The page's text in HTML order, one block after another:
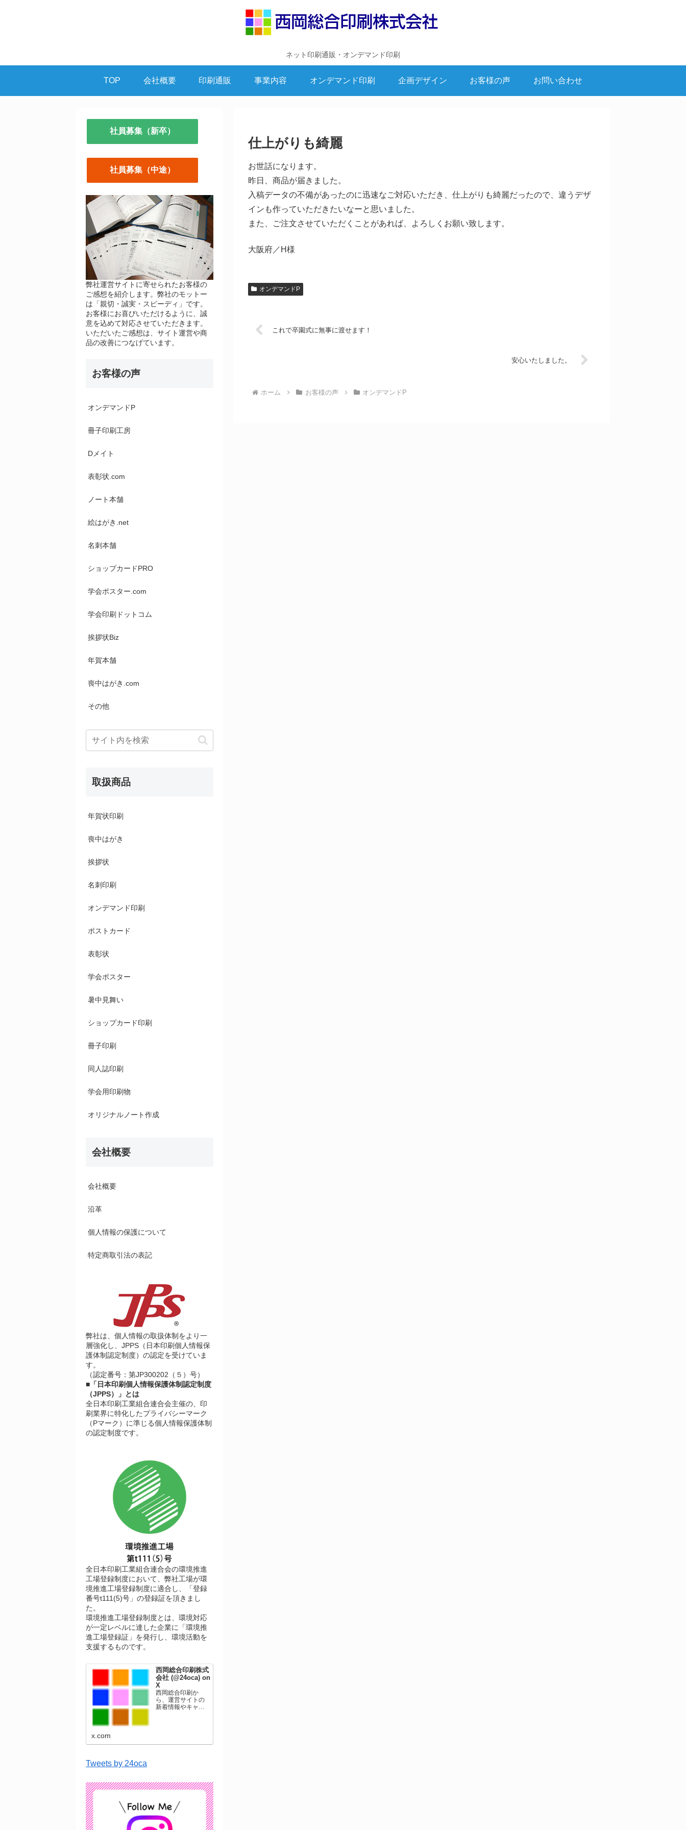
ネット印刷通販・オンデマンド印刷
TOP 会社概要 印刷通販 事業内容 オンデマンド印刷 企画デザイン お客様の声 お問い合わせ
仕上がりも綺麗
お世話になります。
昨日、商品が届きました。
入稿データの不備があったのに迅速なご対応いただき、仕上がりも綺麗だったので、違うデザ
インも作っていただきたいなーと思いました。
また、ご注文させていただくことがあれば、よろしくお願い致します。
大阪府／H様
オンデマンドP
これで卒園式に無事に渡せます！
安心いたしました。
ホーム お客様の声 オンデマンドP
社員募集（新卒）
社員募集（中途）
弊社運営サイトに寄せられたお客様の
ご感想を紹介します。弊社のモットー
は「親切・誠実・スピーディ」です。
お客様にお喜びいただけるように、誠
意を込めて対応させていただきます。
いただいたご感想は、サイト運営や商
品の改善につなげています。
お客様の声
オンデマンドP
冊子印刷工房
Dメイト
表彰状.com
ノート本舗
絵はがき.net
名刺本舗
ショップカードPRO
学会ポスター.com
学会印刷ドットコム
挨拶状Biz
年賀本舗
喪中はがき.com
その他
取扱商品
年賀状印刷
喪中はがき
挨拶状
名刺印刷
オンデマンド印刷
ポストカード
表彰状
学会ポスター
暑中見舞い
ショップカード印刷
冊子印刷
同人誌印刷
学会用印刷物
オリジナルノート作成
会社概要
会社概要
沿革
個人情報の保護について
特定商取引法の表記
弊社は、個人情報の取扱体制をより一
層強化し、JPPS（日本印刷個人情報保
護体制認定制度）の認定を受けていま
す。
（認定番号：第JP300202（５）号）
■「日本印刷個人情報保護体制認定制度
（JPPS）」とは
全日本印刷工業組合連合会主催の、印
刷業界に特化したプライバシーマーク
（Pマーク）に準じる個人情報保護体制
の認定制度です。
全日本印刷工業組合連合会の環境推進
工場登録制度において、弊社工場が環
境推進工場登録制度に適合し、「登録
番号t111(5)号」の登録証を頂きまし
た。
環境推進工場登録制度とは、環境対応
が一定レベルに達した企業に「環境推
進工場登録証」を発行し、環境活動を
支援するものです。
西岡総合印刷株式
会社 (@24oca) on
X
西岡総合印刷か
ら、運営サイトの
新着情報やキャン
ています。
x.com
Tweets by 24oca